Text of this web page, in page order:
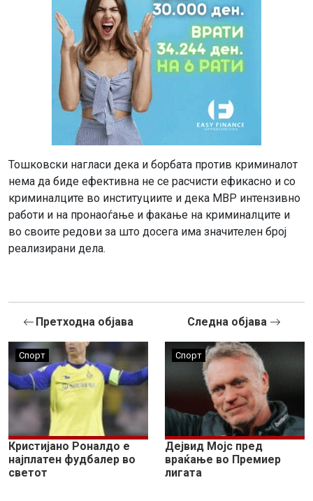
Тошковски нагласи дека и борбата против криминалот
нема да биде ефективна не се расчисти ефикасно и со
криминалците во институциите и дека МВР интензивно
работи и на пронаоѓање и факање на криминалците и
во своите редови за што досега има значителен број
реализирани дела.
Претходна објава
Спорт
Кристијано Роналдо е
најплатен фудбалер во
светот
Следна објава
Спорт
Дејвид Мојс пред
враќање во Премиер
лигата